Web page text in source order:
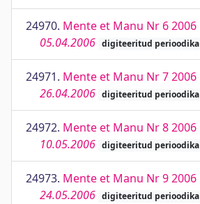
24970. Mente et Manu Nr 6 2006
05.04.2006 digiteeritud perioodika
24971. Mente et Manu Nr 7 2006
26.04.2006 digiteeritud perioodika
24972. Mente et Manu Nr 8 2006
10.05.2006 digiteeritud perioodika
24973. Mente et Manu Nr 9 2006
24.05.2006 digiteeritud perioodika